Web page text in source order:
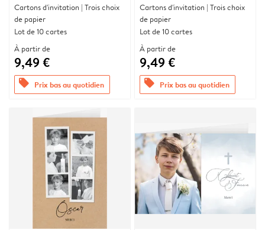
Cartons d'invitation | Trois choix
de papier
Lot de 10 cartes
À partir de
9,49 €
offers Prix bas au quotidien
Cartons d'invitation | Trois choix
de papier
Lot de 10 cartes
À partir de
9,49 €
offers Prix bas au quotidien